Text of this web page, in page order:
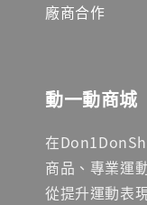
廠商合作
動一動商城
在
商品、專業運
從提升運動表